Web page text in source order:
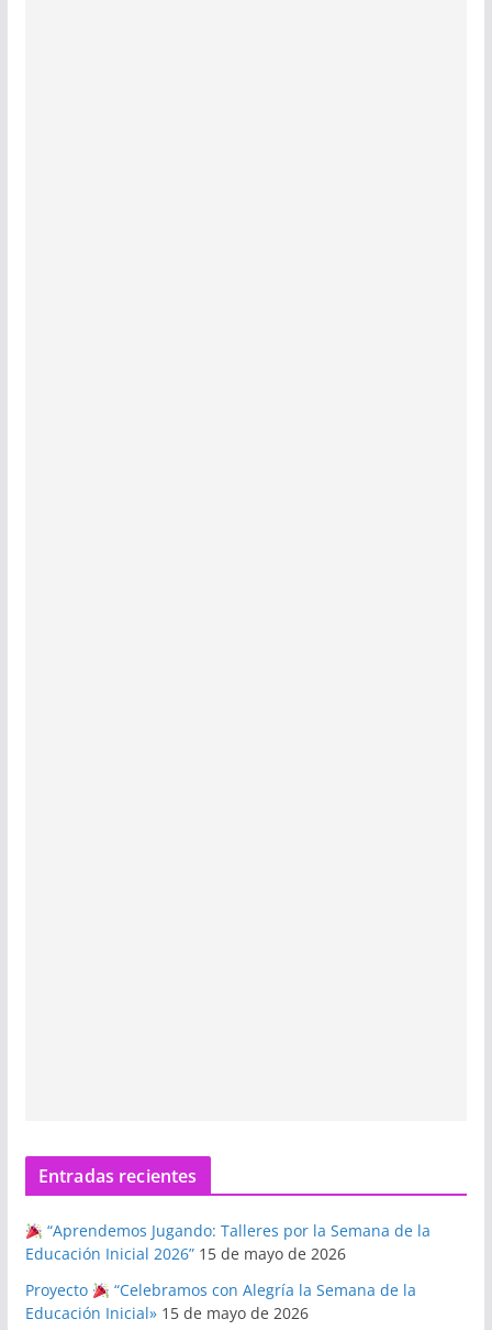
Entradas recientes
“Aprendemos Jugando: Talleres por la Semana de la
Educación Inicial 2026” 15 de mayo de 2026
Proyecto
“Celebramos con Alegría la Semana de la
Educación Inicial» 15 de mayo de 2026